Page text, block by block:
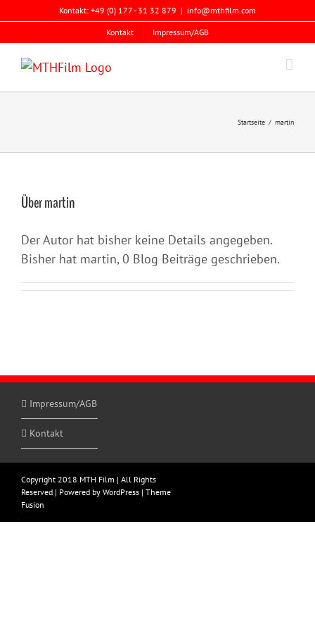
springen
Kontakt: +49 (0) 177 - 31 32 879 | info@mthfilm.com
Kontakt Impressum/AGB
Startseite martin
Übermartin
Der Autor hat bisher keine Details angegeben.
Bisher hat martin, 0 Blog Beiträge geschrieben.
Impressum/AGB
Kontakt
Copyright 2018 MTH Film | All Rights
Reserved | Powered by WordPress | Theme
Fusion